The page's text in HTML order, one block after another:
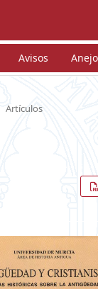
Avisos
Artículos